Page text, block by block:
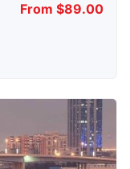
From $89.00